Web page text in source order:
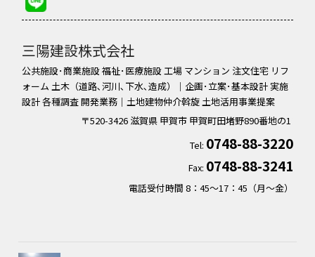
三陽建設株式会社
公共施設･商業施設 福祉･医療施設 工場 マンション 注文住宅 リフ
ォーム 土木（道路､河川､下水､造成）｜企画･立案･基本設計 実施
設計 各種調査 開発業務｜土地建物仲介斡旋 土地活用事業提案
〒520-3426 滋賀県 甲賀市 甲賀町田堵野890番地の1
Tel: 0748-88-3220
Fax: 0748-88-3241
電話受付時間 8：45～17：45（月〜金）